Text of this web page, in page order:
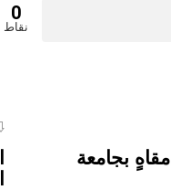
0
نقاط
الحرس البلدي يقفل 9 مقاهٍ بجامعة